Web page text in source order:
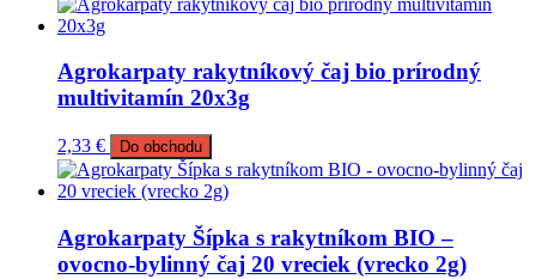
Agrokarpaty rakytníkový čaj bio prírodný
multivitamín 20x3g
2,33 € Do obchodu
Agrokarpaty Šípka s rakytníkom BIO –
ovocno-bylinný čaj 20 vreciek (vrecko 2g)